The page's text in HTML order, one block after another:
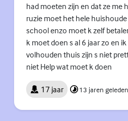
had moeten zijn en dat ze me
ruzie moet het hele
school enzo moet k zelf
k moet doen s al 6 jaar zo en
volhouden thuis zijn s niet
niet Help wat moet k doen
17 jaar 13 jaren geleden